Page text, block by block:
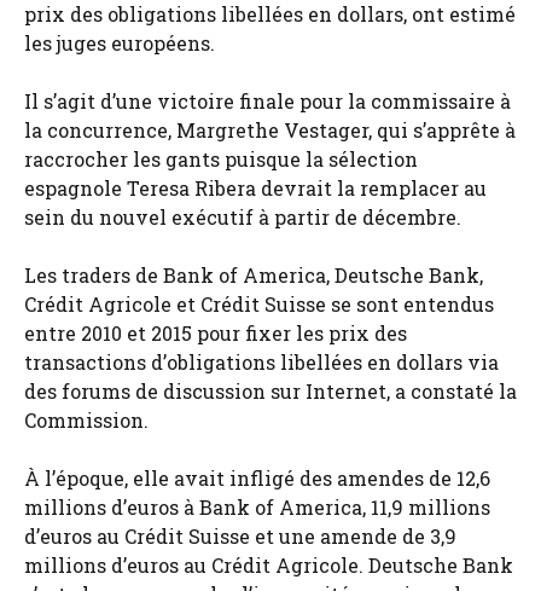
prix des obligations libellées en dollars, ont estimé
les juges européens.
Il s’agit d’une victoire finale pour la commissaire à
la concurrence, Margrethe Vestager, qui s’apprête à
raccrocher les gants puisque la sélection
espagnole Teresa Ribera devrait la remplacer au
sein du nouvel exécutif à partir de décembre.
Les traders de Bank of America, Deutsche Bank,
Crédit Agricole et Crédit Suisse se sont entendus
entre 2010 et 2015 pour fixer les prix des
transactions d’obligations libellées en dollars via
des forums de discussion sur Internet, a constaté la
Commission.
À l’époque, elle avait infligé des amendes de 12,6
millions d’euros à Bank of America, 11,9 millions
d’euros au Crédit Suisse et une amende de 3,9
millions d’euros au Crédit Agricole. Deutsche Bank